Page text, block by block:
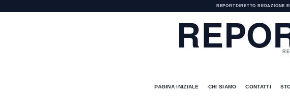
REPORTDIRETTO REDAZIONE
PAGINA INIZIALE CHI SIAMO CONTATTI